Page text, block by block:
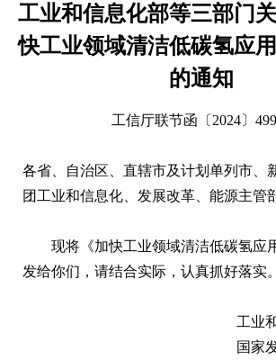
工业和信息化部等三部门
快工业领域清洁低碳氢应用
的通知
工信厅联节函〔2024〕
各省、自治区、直辖市及计划单列市、
团工业和信息化、发展改革、能源主管
现将《加快工业领域清洁低碳氢应
发给你们，请结合实际，认真抓好落实。
工业
国家